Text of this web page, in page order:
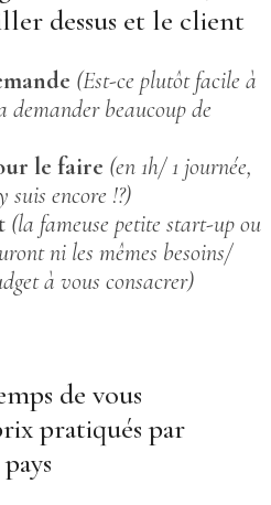
dessus et le client
(Est-ce plutôt facile à
demander beaucoup de
le faire (en 1h/ 1 journée,
suis encore !?)
(la fameuse petite start-up ou
ni les mêmes besoins/
à vous consacrer)
de vous
pratiqués par